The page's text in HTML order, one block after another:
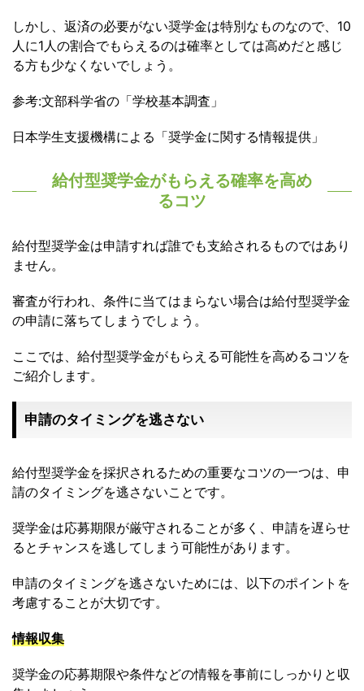
しかし、返済の必要がない奨学金は特別なものなので、10
人に1人の割合でもらえるのは確率としては高めだと感じ
る方も少なくないでしょう。
参考:文部科学省の「学校基本調査」
日本学生支援機構による「奨学金に関する情報提供」
給付型奨学金がもらえる確率を高め
るコツ
給付型奨学金は申請すれば誰でも支給されるものではあり
ません。
審査が行われ、条件に当てはまらない場合は給付型奨学金
の申請に落ちてしまうでしょう。
ここでは、給付型奨学金がもらえる可能性を高めるコツを
ご紹介します。
申請のタイミングを逃さない
給付型奨学金を採択されるための重要なコツの一つは、申
請のタイミングを逃さないことです。
奨学金は応募期限が厳守されることが多く、申請を遅らせ
るとチャンスを逃してしまう可能性があります。
申請のタイミングを逃さないためには、以下のポイントを
考慮することが大切です。
情報収集
奨学金の応募期限や条件などの情報を事前にしっかりと収